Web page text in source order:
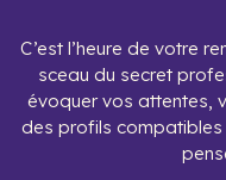
C’est l’heure de votre
sceau du secret
évoquer vos attentes,
des profils compatibles